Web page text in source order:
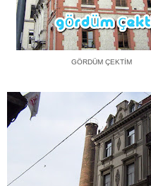
GÖRDÜM ÇEKTİM